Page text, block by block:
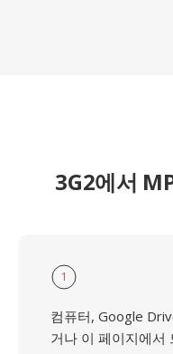
3G2에서
1
컴퓨터, Google
거나 이 페이지에서